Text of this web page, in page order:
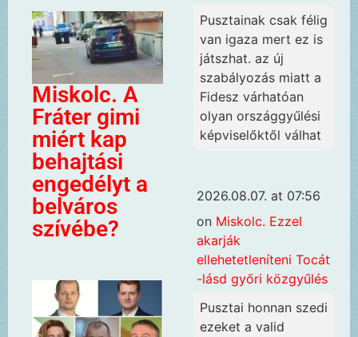
Miskolc. A
Fráter gimi
miért kap
behajtási
engedélyt a
belváros
szívébe?
Pusztainak csak félig
van igaza mert ez is
játszhat. az új
szabályozás miatt a
Fidesz várhatóan
olyan országgyűlési
képviselőktől válhat
2026.08.07. at 07:56
on Miskolc. Ezzel
akarják
ellehetetleníteni Tocát
-lásd győri közgyűlés
Pusztai honnan szedi
ezeket a valid